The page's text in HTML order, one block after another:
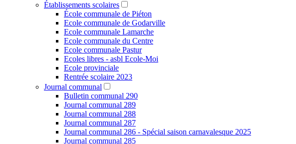
Établissements scolaires
École communale de Piéton
Ecole communale de Godarville
Ecole communale Lamarche
Ecole communale du Centre
Ecole communale Pastur
Ecoles libres - asbl Ecole-Moi
Ecole provinciale
Rentrée scolaire 2023
Journal communal
Bulletin communal 290
Journal communal 289
Journal communal 288
Journal communal 287
Journal communal 286 - Spécial saison carnavalesque 2025
Journal communal 285